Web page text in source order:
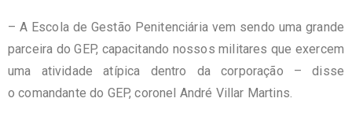
– A Escola de Gestão Penitenciária vem sendo uma grande
parceira do GEP, capacitando nossos militares que exercem
uma atividade atípica dentro da corporação – disse
o comandante do GEP, coronel André Villar Martins.